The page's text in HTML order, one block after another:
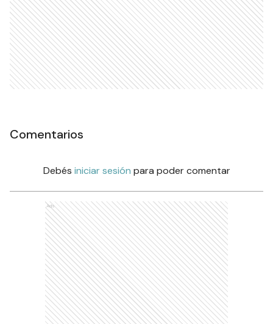
Comentarios
Debés iniciar sesión para poder comentar
Ads